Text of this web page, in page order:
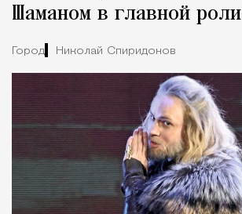
Шаманом в главной роли
Город Николай Спиридонов